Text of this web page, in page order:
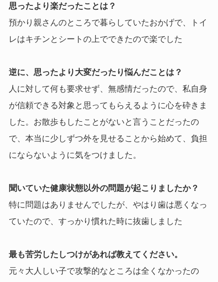
思ったより楽だったことは？
預かり親さんのところで暮らしていたおかげで、トイ
レはキチンとシートの上でできたので楽でした
逆に、思ったより大変だったり悩んだことは？
人に対して何も要求せず、無感情だったので、私自身
が信頼できる対象と思ってもらえるように心を砕きま
した。お散歩もしたことがないと言うことだったの
で、本当に少しずつ外を見せることから始めて、負担
にならないように気をつけました。
聞いていた健康状態以外の問題が起こりましたか？
特に問題はありませんでしたが、やはり歯は悪くなっ
ていたので、すっかり慣れた時に抜歯しました
最も苦労したしつけがあれば教えてください。
元々大人しい子で攻撃的なところは全くなかったの